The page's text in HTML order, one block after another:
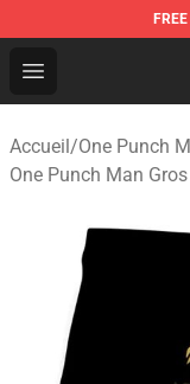
FREE
Open menu
Oppai Store -
Accueil/One Punch
One Punch Man